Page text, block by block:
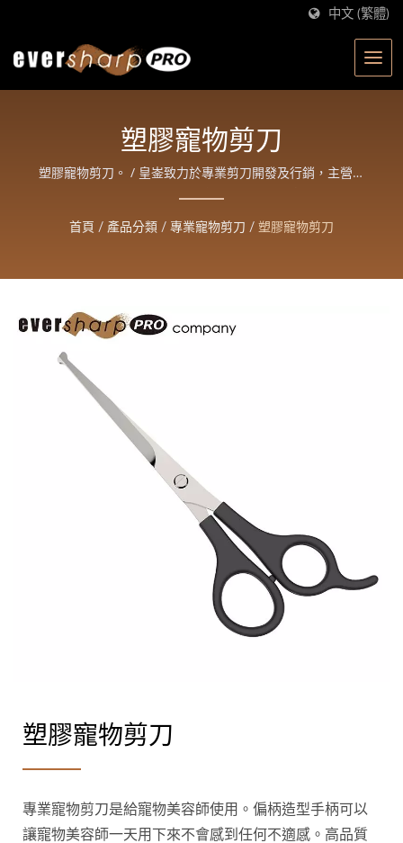
中文 (繁體)
塑膠寵物剪刀
塑膠寵物剪刀。 / 皇崟致力於專業剪刀開發及行銷，主營美
髮、寵物、工藝、園藝四大類產品，期許提供客戶與消費者
首頁 / 產品分類 / 專業寵物剪刀 / 塑膠寵物剪刀
塑膠寵物剪刀
專業寵物剪刀是給寵物美容師使用。偏柄造型手柄可以
讓寵物美容師一天用下來不會感到任何不適感。高品質